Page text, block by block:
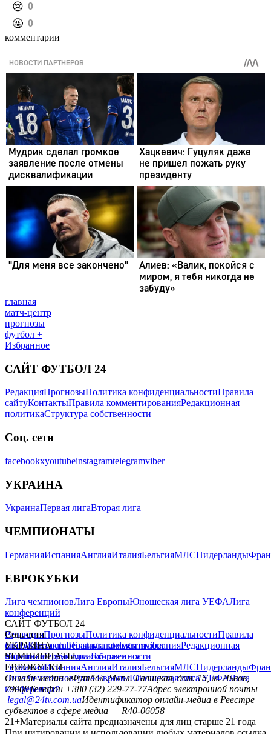
️😢 0
️🤬 0
комментарии
главная
матч-центр
прогнозы
футбол +
Избранное
САЙТ ФУТБОЛ 24
РедакцияПрогнозыПолитика конфиденциальностиПравила
сайтуКонтактыПравила комментированияРедакционная
политикаСтруктура собственности
Соц. сети
facebookxyoutubeinstagramtelegramviber
УКРАИНА
УкраинаПервая лигаВторая лига
ЧЕМПИОНАТЫ
ГерманияИспанияАнглияИталияБельгияМЛСНидерланды
ЕВРОКУБКИ
Лига чемпионовЛига ЕвропыЮношеская лига УЕФАЛига
конференций
САЙТ ФУТБОЛ 24
РедакцияПрогнозыПолитика конфиденциальностиПравила
сайтуКонтактыПравила комментированияРедакционная
политикаСтруктура собственности
Соц. сети
facebookxyoutubeinstagramtelegramviber
УКРАИНА
УкраинаПервая лигаВторая лига
ЧЕМПИОНАТЫ
ГерманияИспанияАнглияИталияБельгияМЛСНидерланды
ЕВРОКУБКИ
Лига чемпионовЛига ЕвропыЮношеская лига УЕФАЛига
конференций
Онлайн-медиа «Футбол 24»пл. Галицкая, дом. 15, м. Львов,
79008Телефон +380 (32) 229-77-77Адрес электронной почты
legal@24tv.com.uaИдентификатор онлайн-медиа в Реестре
субъектов в сфере медиа — R40-06058
21+Материалы сайта предназначены для лиц старше 21 года